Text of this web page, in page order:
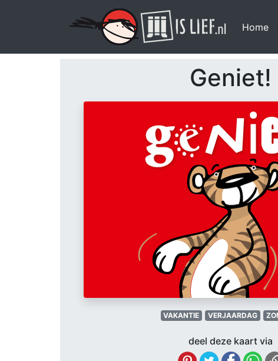
Home
Geniet!
VAKANTIE VERJAARDAG
deel deze kaart via